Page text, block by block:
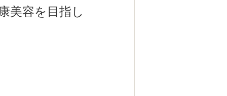
美容を目指し